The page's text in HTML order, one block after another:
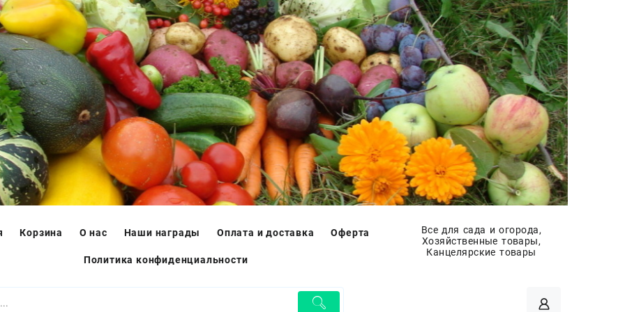
Все для сада и огорода,
Хозяйственные товары,
Канцелярские товары
Корзина О нас Наши награды Оплата и доставка Оферта
Политика конфиденциальности